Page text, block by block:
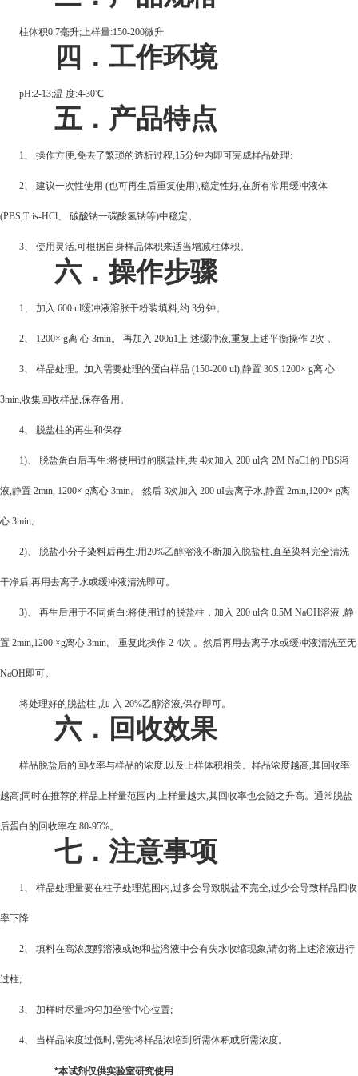
柱体积0.7毫升;上样量:150-200微升
四．工作环境
pH:2-13;温 度:4-30℃
五．产品特点
1、 操作方便,免去了繁琐的透析过程,15分钟内即可完成样品处理:
2、 建议一次性使用 (也可再生后重复使用),稳定性好,在所有常用缓冲液体
(PBS,Tris-HCl、 碳酸钠一碳酸氢钠等)中稳定。
3、 使用灵活,可根据自身样品体积来适当增减柱体积。
六．操作步骤
1、 加入 600 ul缓冲液溶胀干粉装填料,约 3分钟。
2、 1200× g离 心 3min。 再加入 200u1上 述缓冲液,重复上述平衡操作 2次 。
3、 样品处理。加入需要处理的蛋白样品 (150-200 ul),静置 30S,1200× g离 心
3min,收集回收样品,保存备用。
4、 脱盐柱的再生和保存
1)、 脱盐蛋白后再生:将使用过的脱盐柱,共 4次加入 200 ul含 2M NaC1的 PBS溶
液,静置 2min, 1200× g离心 3min。 然后 3次加入 200 uI去离子水,静置 2min,1200× g离
心 3min。
2)、 脱盐小分子染料后再生:用20%乙醇溶液不断加入脱盐柱,直至染料完全清洗
干净后,再用去离子水或缓冲液清洗即可。
3)、 再生后用于不同蛋白:将使用过的脱盐柱，加入 200 ul含 0.5M NaOH溶液 ,静
置 2min,1200 ×g离心 3min。 重复此操作 2-4次 。然后再用去离子水或缓冲液清洗至无
NaOH即可。
将处理好的脱盐柱 ,加 入 20%乙醇溶液,保存即可。
六．回收效果
样品脱盐后的回收率与样品的浓度.以及上样体积相关。样品浓度越高,其回收率
越高;同时在推荐的样品上样量范围内,上样量越大,其回收率也会随之升高。通常脱盐
后蛋白的回收率在 80-95%。
七．注意事项
1、 样品处理量要在柱子处理范围内,过多会导致脱盐不完全,过少会导致样品回收
率下降
2、 填料在高浓度醇溶液或饱和盐溶液中会有失水收缩现象,请勿将上述溶液进行
过柱;
3、 加样时尽量均匀加至管中心位置;
4、 当样品浓度过低时,需先将样品浓缩到所需体积或所需浓度。
*本试剂仅供实验室研究使用